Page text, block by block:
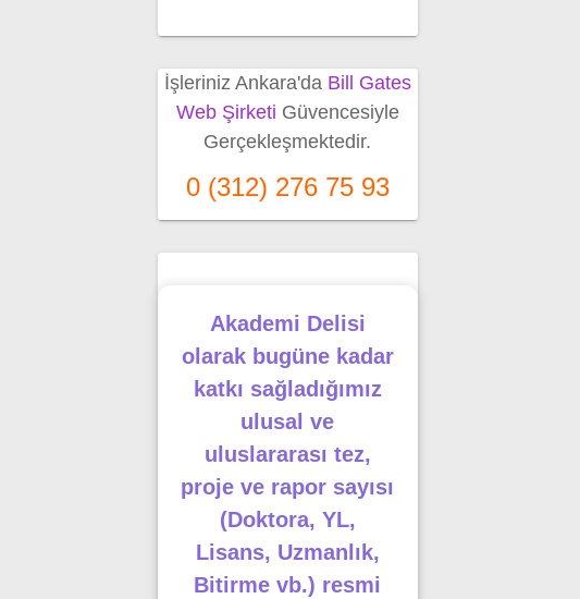
İşleriniz Ankara'da Bill Gates
Web Şirketi Güvencesiyle
Gerçekleşmektedir.
0 (312) 276 75 93
Akademi Delisi
olarak bugüne kadar
katkı sağladığımız
ulusal ve
uluslararası tez,
proje ve rapor sayısı
(Doktora, YL,
Lisans, Uzmanlık,
Bitirme vb.) resmi